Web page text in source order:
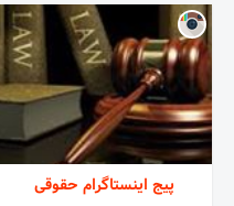
پیج اینستاگرام حقوقی